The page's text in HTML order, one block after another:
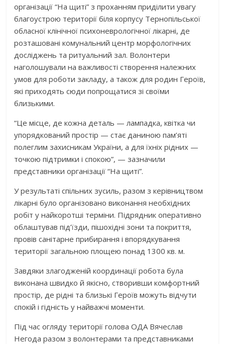
організації “На щиті” з проханням приділити увагу
благоустрою території біля корпусу Тернопільської
обласної клінічної психоневрологічної лікарні, де
розташовані комунальний центр морфологічних
досліджень та ритуальний зал. Волонтери
наголошували на важливості створення належних
умов для роботи закладу, а також для родин Героїв,
які приходять сюди попрощатися зі своїми
близькими.
“Це місце, де кожна деталь — лампадка, квітка чи
упорядкований простір — стає даниною пам’яті
полеглим захисникам України, а для їхніх рідних —
точкою підтримки і спокою”, — зазначили
представники організації “На щиті”.
У результаті спільних зусиль, разом з керівництвом
лікарні було організовано виконання необхідних
робіт у найкоротші терміни. Підрядник оперативно
облаштував під’їзди, пішохідні зони та покриття,
провів санітарне прибирання і впорядкування
території загальною площею понад 1300 кв. м.
Завдяки злагодженій координації робота була
виконана швидко й якісно, створивши комфортний
простір, де рідні та близькі Героїв можуть відчути
спокій і гідність у найважчі моменти.
Під час огляду території голова ОДА Вячеслав
Негода разом з волонтерами та представниками